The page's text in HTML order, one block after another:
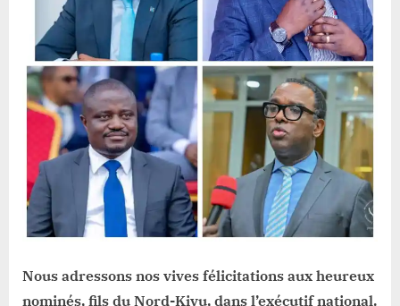
Nord-
Kivu
se
félicite
de
la
confiance
placée
en
ces
4
Nous adressons nos vives félicitations aux heureux
nominés, fils du Nord-Kivu, dans l’exécutif national.